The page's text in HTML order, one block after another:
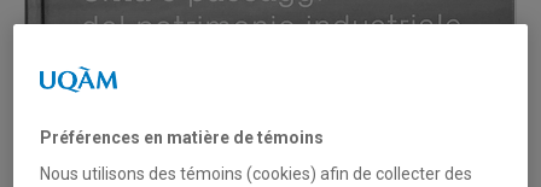
Préférences en matière de témoins
Nous utilisons des témoins (cookies) afin de collecter des